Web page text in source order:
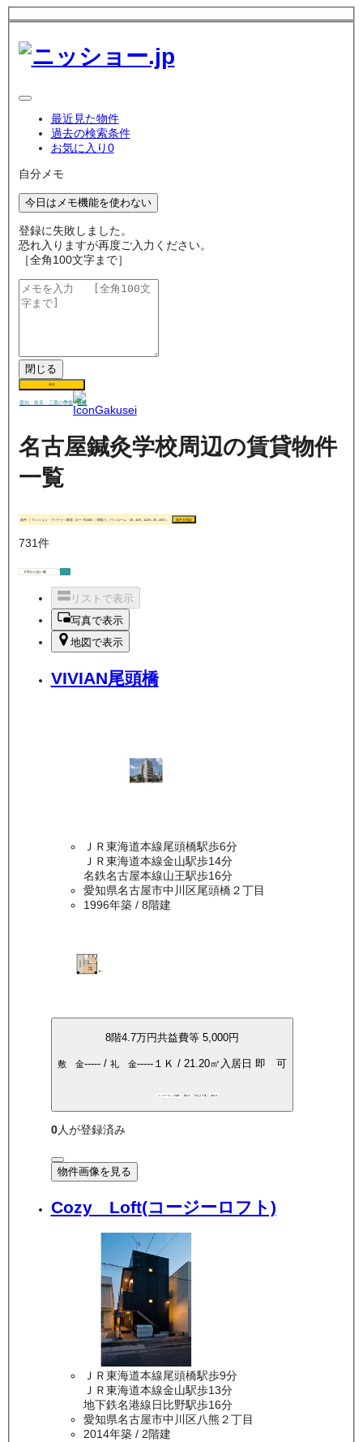
最近見た物件
過去の検索条件
お気に入り0
自分メモ
今日はメモ機能を使わない
登録に失敗しました。
恐れ入りますが再度ご入力ください。
［全角100文字まで］
閉じる
保存
愛知・岐阜・三重の学生 賃貸
名古屋鍼灸学校周辺の賃貸物件
一覧
条件 マンション・アパート / 家賃（0 〜 70,000） / 間取り（ワンルーム・1K, 1DK, 1LDK, 2K, 2DK） 条件を指定
731件
リストで表示
写真で表示
地図で表示
VIVIAN尾頭橋
ＪＲ東海道本線尾頭橋駅歩6分
ＪＲ東海道本線金山駅歩14分
名鉄名古屋本線山王駅歩16分
愛知県名古屋市中川区尾頭橋２丁目
1996年築/ 8階建
8階4.7万円共益費等 5,000円
敷 金-----/ 礼 金-----１Ｋ / 21.20㎡ 入居日 即 可
インターネット無料 敷礼0 保証人不要 南向き
0人が登録済み
物件画像を見る
Cozy Loft(コージーロフト)
ＪＲ東海道本線尾頭橋駅歩9分
ＪＲ東海道本線金山駅歩13分
地下鉄名港線日比野駅歩16分
愛知県名古屋市中川区八熊２丁目
2014年築/ 2階建